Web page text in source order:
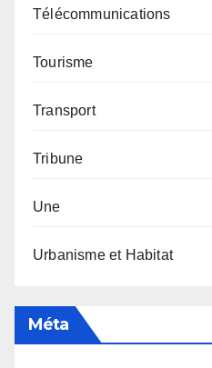
Télécommunications
Tourisme
Transport
Tribune
Une
Urbanisme et Habitat
Méta